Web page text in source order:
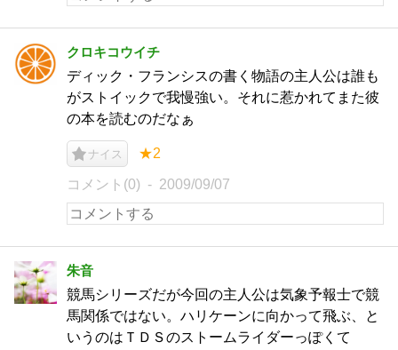
クロキコウイチ
ディック・フランシスの書く物語の主人公は誰も
がストイックで我慢強い。それに惹かれてまた彼
の本を読むのだなぁ
ナイス ★2
コメント(0) 2009/09/07
朱音
競馬シリーズだが今回の主人公は気象予報士で競
馬関係ではない。ハリケーンに向かって飛ぶ、と
いうのはＴＤＳのストームライダーっぽくて